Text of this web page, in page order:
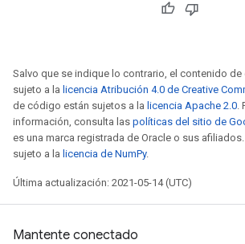
Salvo que se indique lo contrario, el contenido de
sujeto a la licencia Atribución 4.0 de Creative
de código están sujetos a la licencia Apache 2.0.
información, consulta las políticas del sitio de
es una marca registrada de Oracle o sus
sujeto a la licencia de NumPy.
Última actualización: 2021-05-14 (UTC)
Mantente conectado